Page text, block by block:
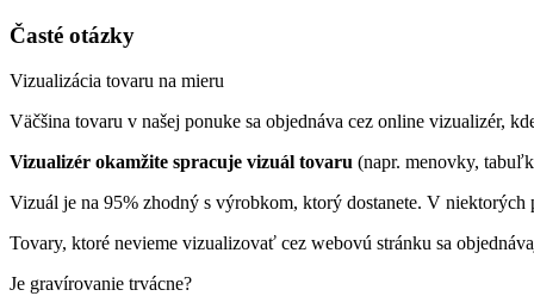
Časté otázky
Vizualizácia tovaru na mieru
Väčšina tovaru v našej ponuke sa objednáva cez online vizualizér,
Vizualizér okamžite spracuje vizuál tovaru (napr. menovky,
Vizuál je na 95% zhodný s výrobkom, ktorý dostanete. V
Tovary, ktoré nevieme vizualizovať cez webovú stránku sa
Je gravírovanie trvácne?